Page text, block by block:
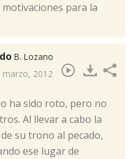
para la
B. Lozano
marzo, 2012
ha sido roto, pero no
Al llevar a cabo la
su trono al pecado,
ese lugar de